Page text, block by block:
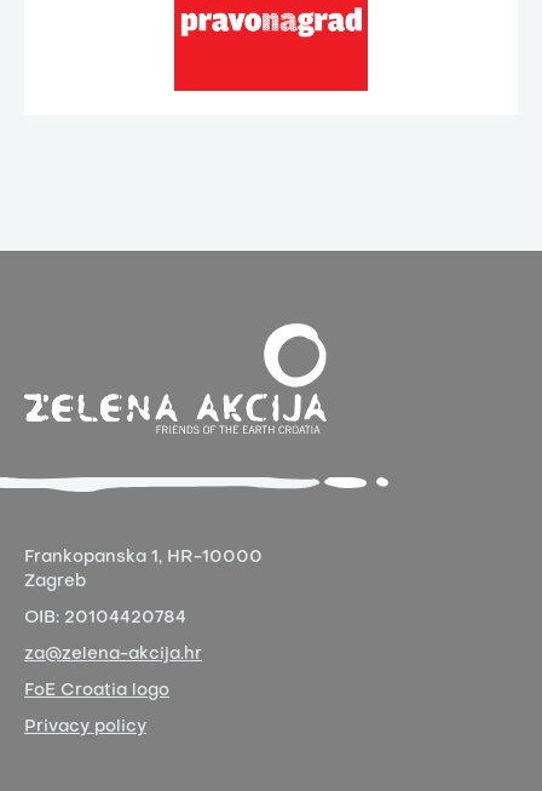
Frankopanska 1, HR-10000
Zagreb
OIB: 20104420784
za@zelena-akcija.hr
FoE Croatia logo
Privacy policy